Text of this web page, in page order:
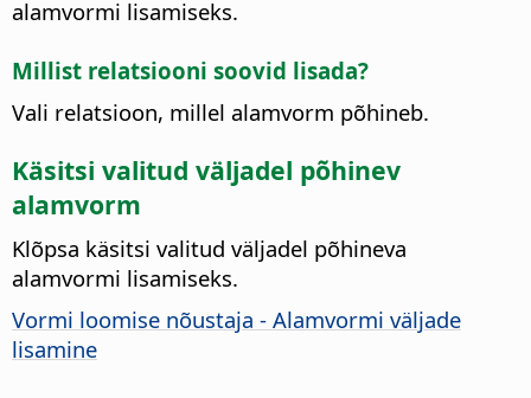
alamvormi lisamiseks.
Millist relatsiooni soovid lisada?
Vali relatsioon, millel alamvorm põhineb.
Käsitsi valitud väljadel põhinev
alamvorm
Klõpsa käsitsi valitud väljadel põhineva
alamvormi lisamiseks.
Vormi loomise nõustaja - Alamvormi väljade
lisamine